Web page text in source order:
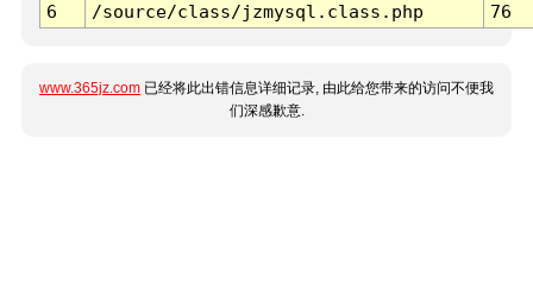
6
/source/class/jzmysql.class.php 76
www.365jz.com 已经将此出错信息详细记录, 由此给您带来的访问不便我
们深感歉意.